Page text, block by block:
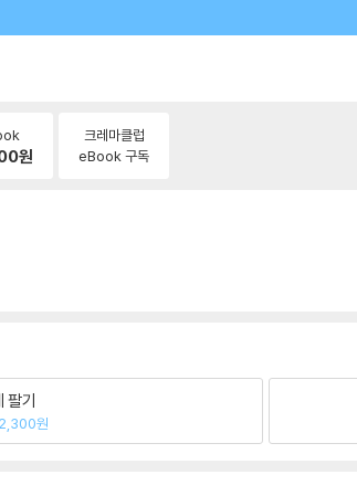
원
크레마클럽
eBook 구독
팔기
원